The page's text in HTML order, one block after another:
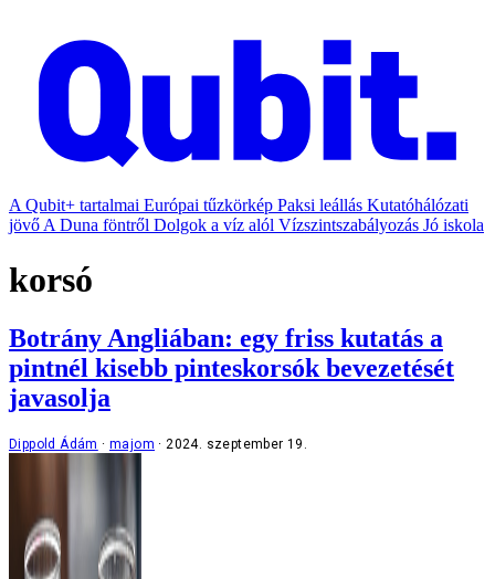
A Qubit+ tartalmai Európai tűzkörkép Paksi leállás Kutatóhálózati
jövő A Duna föntről Dolgok a víz alól Vízszintszabályozás Jó iskola
korsó
Botrány Angliában: egy friss kutatás a
pintnél kisebb pinteskorsók bevezetését
javasolja
Dippold Ádám majom 2024. szeptember 19.